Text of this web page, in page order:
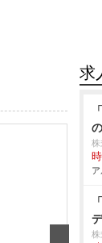
求
株
株